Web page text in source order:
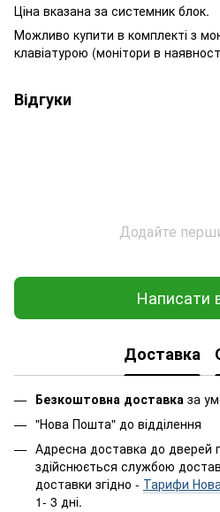
Ціна вказана за системник блок.
Можливо купити в комплекті з
клавіатурою (монітори в
Відгуки
Додайте
Написати
Доставка
Безкоштовна доставка за
"Нова Пошта" до відділення
Адресна доставка до дверей
здійснюється службою
доставки згідно - Тарифи
1- 3 дні.